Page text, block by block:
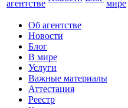
агентстве
мире
Об агентстве
Новости
Блог
В мире
Услуги
Важные материалы
Аттестация
Реестр